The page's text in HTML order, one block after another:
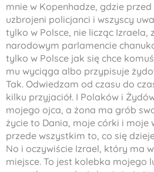
mnie w Kopenhadze, gdzie
uzbrojeni policjanci i wszyscy
tylko w Polsce, nie licząc Izraela,
narodowym parlamencie
tylko w Polsce jak się chce
mu wyciąga albo przypisuje
Tak. Odwiedzam od czasu do
kilku przyjaciół. I Polaków i
mojego ojca, a żona ma grób
życie to Dania, moje córki i moje
przede wszystkim to, co się
No i oczywiście Izrael, który ma
miejsce. To jest kolebka mojego